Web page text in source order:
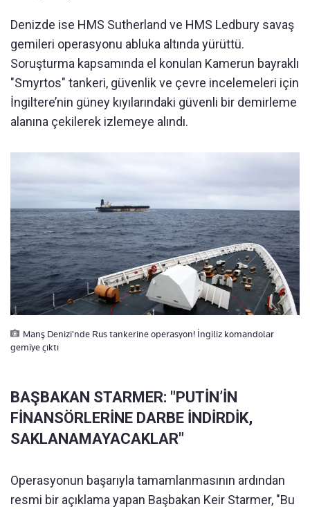
Denizde ise HMS Sutherland ve HMS Ledbury savaş
gemileri operasyonu abluka altında yürüttü.
Soruşturma kapsamında el konulan Kamerun bayraklı
"Smyrtos" tankeri, güvenlik ve çevre incelemeleri için
İngiltere’nin güney kıyılarındaki güvenli bir demirleme
alanına çekilerek izlemeye alındı.
Manş Denizi'nde Rus tankerine operasyon! İngiliz komandolar
gemiye çıktı
BAŞBAKAN STARMER: "PUTİN’İN
FİNANSÖRLERİNE DARBE İNDİRDİK,
SAKLANAMAYACAKLAR"
Operasyonun başarıyla tamamlanmasının ardından
resmi bir açıklama yapan Başbakan Keir Starmer, "Bu